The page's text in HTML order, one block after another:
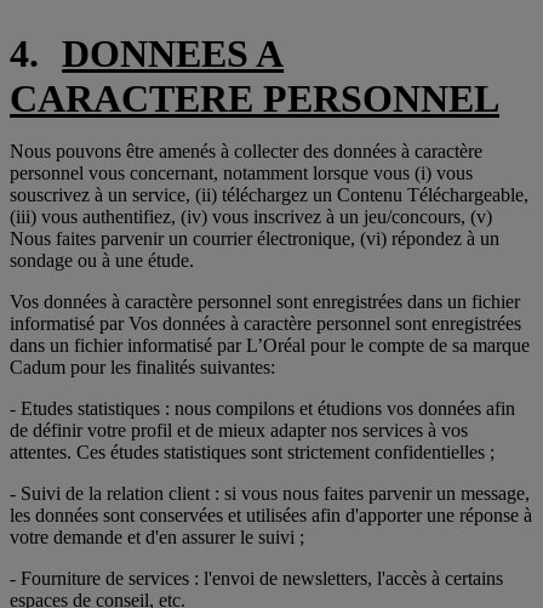
4. DONNEES A
CARACTERE PERSONNEL
Nous pouvons être amenés à collecter des données à caractère
personnel vous concernant, notamment lorsque vous (i) vous
souscrivez à un service, (ii) téléchargez un Contenu Téléchargeable,
(iii) vous authentifiez, (iv) vous inscrivez à un jeu/concours, (v)
Nous faites parvenir un courrier électronique, (vi) répondez à un
sondage ou à une étude.
Vos données à caractère personnel sont enregistrées dans un fichier
informatisé par Vos données à caractère personnel sont enregistrées
dans un fichier informatisé par L’Oréal pour le compte de sa marque
Cadum pour les finalités suivantes:
- Etudes statistiques : nous compilons et étudions vos données afin
de définir votre profil et de mieux adapter nos services à vos
attentes. Ces études statistiques sont strictement confidentielles ;
- Suivi de la relation client : si vous nous faites parvenir un message,
les données sont conservées et utilisées afin d'apporter une réponse à
votre demande et d'en assurer le suivi ;
- Fourniture de services : l'envoi de newsletters, l'accès à certains
espaces de conseil, etc.